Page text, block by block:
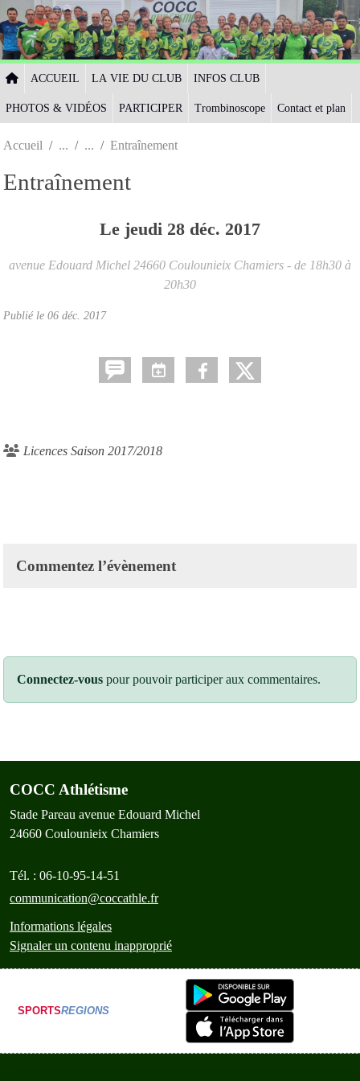
ACCUEIL LA VIE DU CLUB INFOS CLUB
PHOTOS & VIDÉOS PARTICIPER Trombinoscope Contact et plan
Accueil Entraînement
Entraînement
Le jeudi 28 déc. 2017
avenue Edouard Michel 24660 Coulounieix Chamiers - de 18h30 à
20h30
Publié le 06 déc. 2017
Licences Saison 2017/2018
Commentez l’évènement
Connectez-vous pour pouvoir participer aux commentaires.
COCC Athlétisme
Stade Pareau avenue Edouard Michel
24660 Coulounieix Chamiers
Tél. : 06-10-95-14-51
communication@coccathle.fr
Informations légales
Signaler un contenu inapproprié
SPORTSREGIONS
Panneau de gestion des cookies